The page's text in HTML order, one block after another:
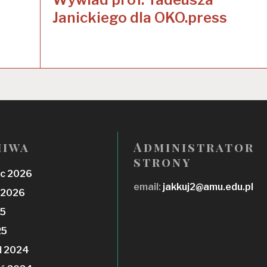
Janickiego dla OKO.press
2026
2024
Administrator
strony
email: jakkuj2@amu.edu.pl